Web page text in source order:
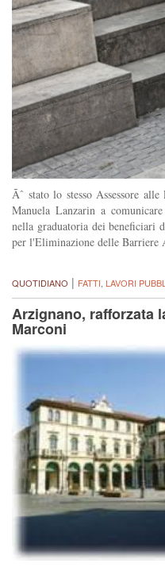
Ãˆ stato lo stesso Assessore
Manuela Lanzarin a
nella graduatoria dei beneficiari
per l'Eliminazione delle Barriere
QUOTIDIANO | FATTI LAVORI
Arzignano, rafforzata
Marconi